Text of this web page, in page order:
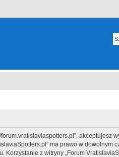
forum.vratislaviaspotters.pl”, akceptujesz
ma prawo w dowolnym
z witryny „Forum